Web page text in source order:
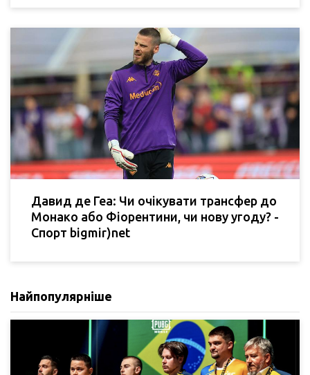
Давид де Геа: Чи очікувати трансфер до
Монако або Фіорентини, чи нову угоду? -
Спорт bigmir)net
Найпопулярніше